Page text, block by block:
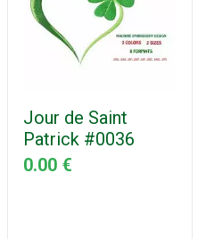
Jour de Saint
Patrick #0036
0.00 €